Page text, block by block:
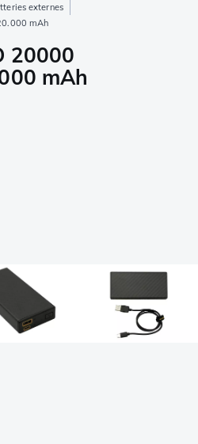
externes
mAh
20000
mAh